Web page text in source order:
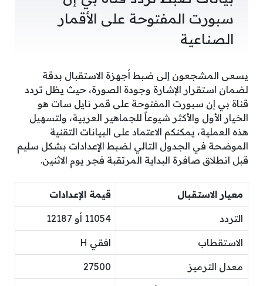
سبورت المفتوحة على الأقمار
الصناعية
يسعى المشجعون إلى ضبط أجهزة الاستقبال بدقة
لضمان استقرار الإشارة وجودة الصورة، حيث يظل تردد
قناة بي إن سبورت المفتوحة على قمر نايل سات هو
الخيار الأول والأكثر شيوعاً للجماهير العربية، ولتسهيل
هذه العملية، يمكنكم الاعتماد على البيانات التقنية
الموضحة في الجدول التالي لضبط الإعدادات بشكل سليم
قبل انطلاق صافرة البداية المرتقبة فجر يوم الاثنين.
معيار الاستقبال قيمة الإعدادات
التردد 11054 أو 12187
الاستقطاب افقي H
معدل الترميز 27500